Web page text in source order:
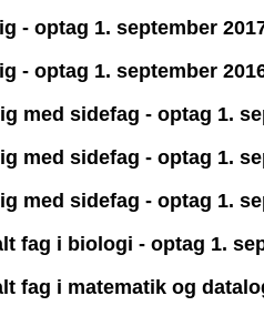
- optag 1. september
- optag 1. september
med sidefag - optag 1.
med sidefag - optag 1.
med sidefag - optag 1.
fag i biologi - optag 1.
fag i matematik og